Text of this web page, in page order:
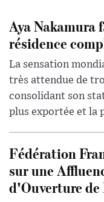
Aya Nakamura
résidence
La sensation
très attendue de
consolidant son
plus exportée et la
Fédération
sur une
d'Ouverture de